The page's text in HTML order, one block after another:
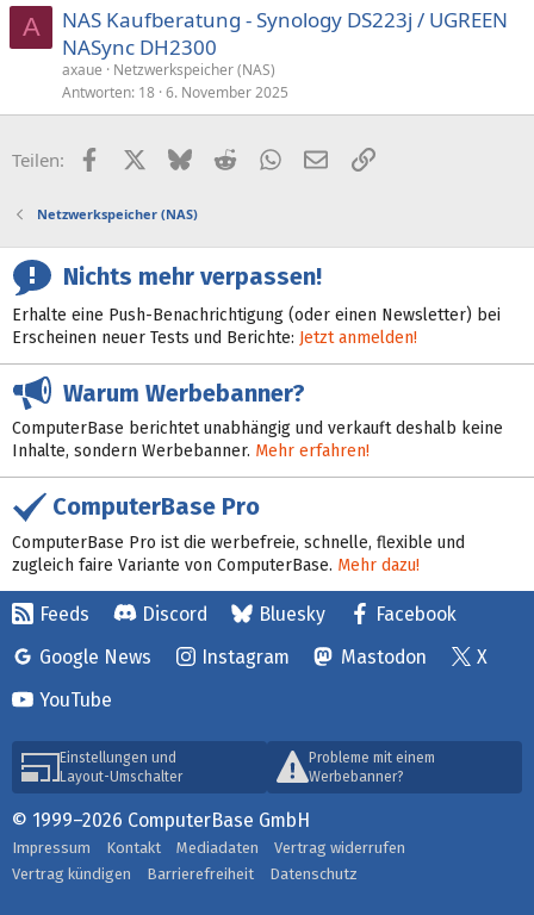
A
NAS Kaufberatung - Synology DS223j / UGREEN
NASync DH2300
axaue
Netzwerkspeicher (NAS)
Antworten 18 6. November 2025
Teilen: FacebookX (Twitter)
BlueskyRedditWhatsApp
E-MailLink
Netzwerkspeicher (NAS)
Nichts mehr verpassen!
Erhalte eine Push-Benachrichtigung (oder einen Newsletter) bei
Erscheinen neuer Tests und Berichte: Jetzt anmelden!
Warum Werbebanner?
ComputerBase berichtet unabhängig und verkauft deshalb keine
Inhalte, sondern Werbebanner. Mehr erfahren!
ComputerBase Pro
ComputerBase Pro ist die werbefreie, schnelle, flexible und
zugleich faire Variante von ComputerBase. Mehr dazu!
Feeds Discord Bluesky
Facebook
Google News
Instagram Mastodon
X
YouTube
Einstellungen und
Layout-Umschalter
Probleme mit einem
Werbebanner?
© 1999–2026 ComputerBase GmbH
Impressum Kontakt Mediadaten
Vertrag widerrufen
Vertrag kündigen
Barrierefreiheit Datenschutz